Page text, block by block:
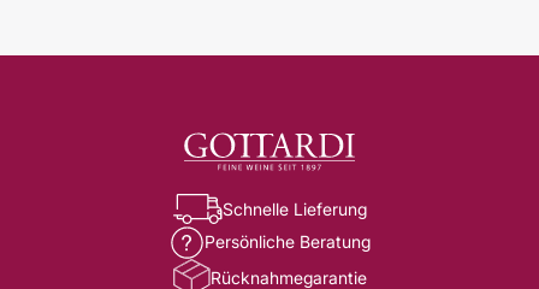
Schnelle Lieferung
Persönliche Beratung
Rücknahmegarantie